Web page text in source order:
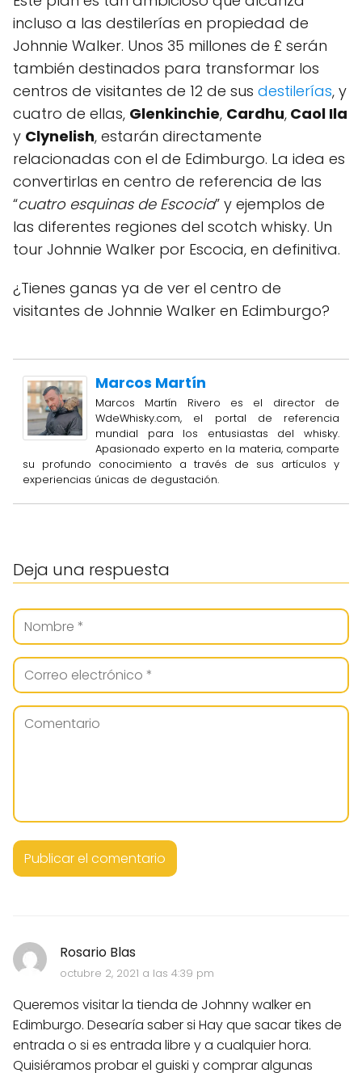
incluso a las destilerías en propiedad de
Johnnie Walker. Unos 35 millones de £ serán
también destinados para transformar los
centros de visitantes de 12 de sus destilerías, y
cuatro de ellas, Glenkinchie, Cardhu, Caol Ila
y Clynelish, estarán directamente
relacionadas con el de Edimburgo. La idea es
convertirlas en centro de referencia de las
“cuatro esquinas de Escocia” y ejemplos de
las diferentes regiones del scotch whisky. Un
tour Johnnie Walker por Escocia, en definitiva.
¿Tienes ganas ya de ver el centro de
visitantes de Johnnie Walker en Edimburgo?
Marcos Martín
Marcos Martín Rivero es el director de
WdeWhisky.com, el portal de referencia
mundial para los entusiastas del whisky.
Apasionado experto en la materia, comparte
su profundo conocimiento a través de sus artículos y
experiencias únicas de degustación.
Rosario Blas
octubre 2, 2021 a las 4:39 pm
Queremos visitar la tienda de Johnny walker en
Edimburgo. Desearía saber si Hay que sacar tikes de
entrada o si es entrada libre y a cualquier hora.
Quisiéramos probar el guiski y comprar algunas
Deja una respuesta